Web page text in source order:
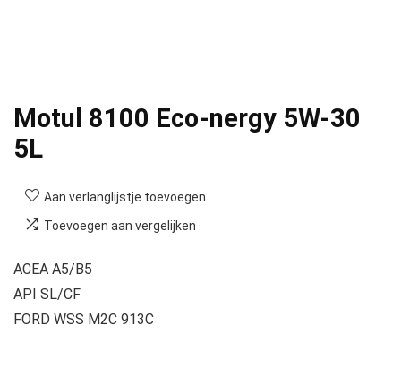
Motul 8100 Eco-nergy 5W-30
5L
Aan verlanglijstje toevoegen
Toevoegen aan vergelijken
ACEA A5/B5
API SL/CF
FORD WSS M2C 913C